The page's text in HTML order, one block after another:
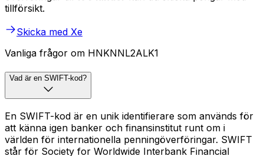
tillförsikt.
Skicka med Xe
Vanliga frågor om HNKNNL2ALK1
Vad är en SWIFT-kod?
En SWIFT-kod är en unik identifierare som används för
att känna igen banker och finansinstitut runt om i
världen för internationella penningöverföringar. SWIFT
står för Society for Worldwide Interbank Financial